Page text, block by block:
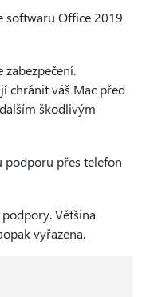
softwaru Office 2019
zabezpečení.
chránit váš Mac před
škodlivým
podporu přes telefon
Většina
vyřazena.